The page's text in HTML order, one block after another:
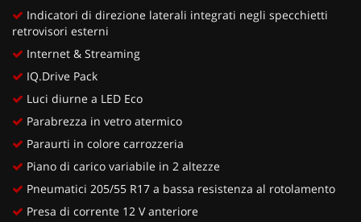
Indicatori di direzione laterali integrati negli specchietti
retrovisori esterni
Internet & Streaming
IQ.Drive Pack
Luci diurne a LED Eco
Parabrezza in vetro atermico
Paraurti in colore carrozzeria
Piano di carico variabile in 2 altezze
Pneumatici 205/55 R17 a bassa resistenza al rotolamento
Presa di corrente 12 V anteriore